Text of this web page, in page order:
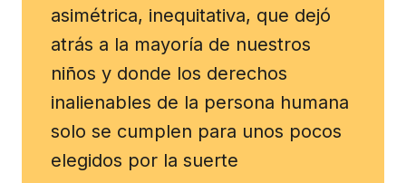
asimétrica, inequitativa, que dejó
atrás a la mayoría de nuestros
niños y donde los derechos
inalienables de la persona humana
solo se cumplen para unos pocos
elegidos por la suerte